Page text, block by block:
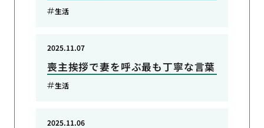
生活
喪主挨拶で妻を呼ぶ最も丁寧な言葉
2025.11.07
生活
2025.11.06